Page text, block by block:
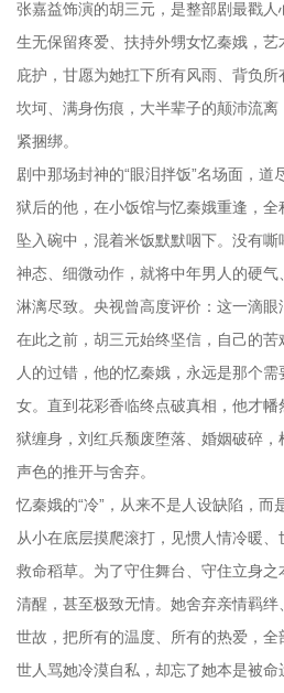
张嘉益饰演的胡三元，是整部剧最戳
生无保留疼爱、扶持外甥女忆秦娥，
庇护，甘愿为她扛下所有风雨、背负
坎坷、满身伤痕，大半辈子的颠沛流
紧捆绑。
剧中那场封神的“眼泪拌饭”名场面，道
狱后的他，在小饭馆与忆秦娥重逢，
坠入碗中，混着米饭默默咽下。没有嘶
神态、细微动作，就将中年男人的硬
淋漓尽致。央视曾高度评价：这一滴眼
在此之前，胡三元始终坚信，自己的
人的过错，他的忆秦娥，永远是那个
女。直到花彩香临终点破真相，他才
狱缠身，刘红兵颓废堕落、婚姻破碎
声色的推开与舍弃。
忆秦娥的“冷”，从来不是人设缺陷，而
从小在底层摸爬滚打，见惯人情冷暖
救命稻草。为了守住舞台、守住立身
清醒，甚至极致无情。她舍弃亲情羁
世故，把所有的温度、所有的热爱，全
世人骂她冷漠自私，却忘了她本是被